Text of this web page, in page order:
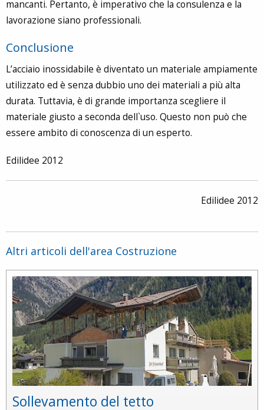
mancanti. Pertanto, è imperativo che la consulenza e la
lavorazione siano professionali.
Conclusione
L’acciaio inossidabile è diventato un materiale ampiamente
utilizzato ed è senza dubbio uno dei materiali a più alta
durata. Tuttavia, è di grande importanza scegliere il
materiale giusto a seconda dell`uso. Questo non può che
essere ambito di conoscenza di un esperto.
Edilidee 2012
Edilidee 2012
Altri articoli dell'area Costruzione
Sollevamento del tetto